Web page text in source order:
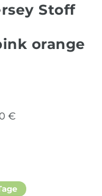
Stoff
orange
€